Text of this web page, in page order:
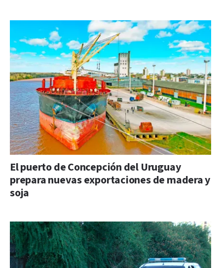
El puerto de Concepción del Uruguay
prepara nuevas exportaciones de madera y
soja